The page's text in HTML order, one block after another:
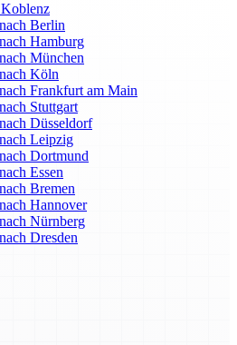
Berlin
Hamburg
München
Köln
Frankfurt am Main
Stuttgart
Düsseldorf
Leipzig
Dortmund
Essen
Bremen
Hannover
Nürnberg
Dresden